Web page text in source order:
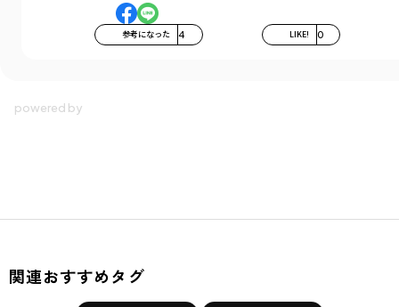
参考になった 4 LIKE! 0
関連おすすめタグ